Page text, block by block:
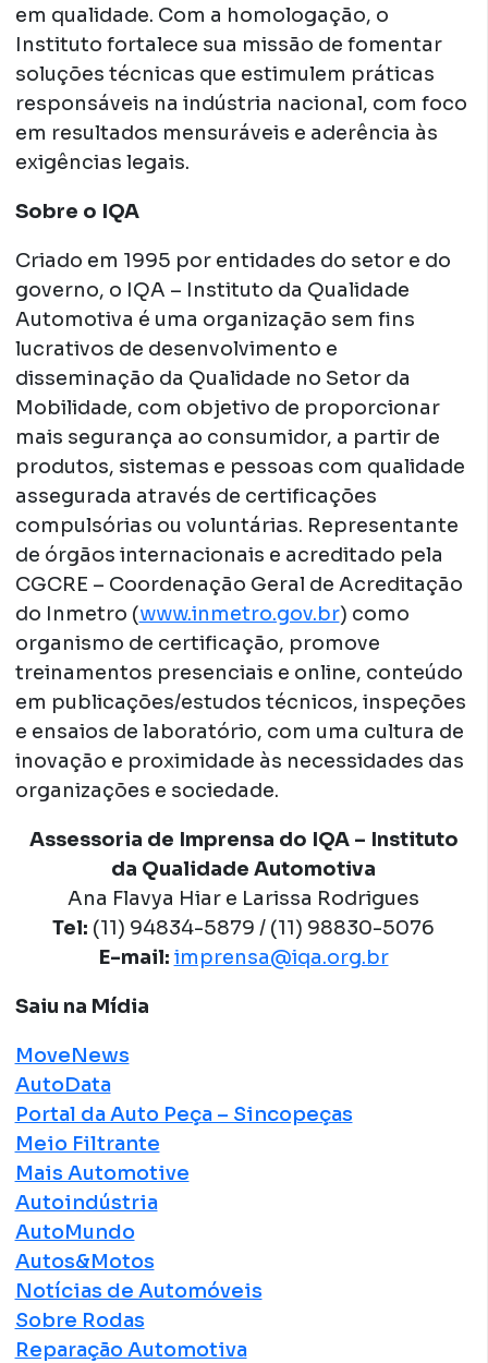
em qualidade. Com a homologação, o
Instituto fortalece sua missão de fomentar
soluções técnicas que estimulem práticas
responsáveis na indústria nacional, com foco
em resultados mensuráveis e aderência às
exigências legais.
Sobre o IQA
Criado em 1995 por entidades do setor e do
governo, o IQA – Instituto da Qualidade
Automotiva é uma organização sem fins
lucrativos de desenvolvimento e
disseminação da Qualidade no Setor da
Mobilidade, com objetivo de proporcionar
mais segurança ao consumidor, a partir de
produtos, sistemas e pessoas com qualidade
assegurada através de certificações
compulsórias ou voluntárias. Representante
de órgãos internacionais e acreditado pela
CGCRE – Coordenação Geral de Acreditação
do Inmetro (www.inmetro.gov.br) como
organismo de certificação, promove
treinamentos presenciais e online, conteúdo
em publicações/estudos técnicos, inspeções
e ensaios de laboratório, com uma cultura de
inovação e proximidade às necessidades das
organizações e sociedade.
Assessoria de Imprensa do IQA – Instituto
da Qualidade Automotiva
Ana Flavya Hiar e Larissa Rodrigues
Tel: (11) 94834-5879 / (11) 98830-5076
E-mail: imprensa@iqa.org.br
Saiu na Mídia
MoveNews
AutoData
Portal da Auto Peça – Sincopeças
Meio Filtrante
Mais Automotive
Autoindústria
AutoMundo
Autos&Motos
Notícias de Automóveis
Sobre Rodas
Reparação Automotiva